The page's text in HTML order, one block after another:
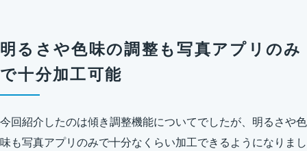
明るさや色味の調整も写真アプリのみ
で十分加工可能
今回紹介したのは傾き調整機能についてでしたが、明るさや色
味も写真アプリのみで十分なくらい加工できるようになりまし